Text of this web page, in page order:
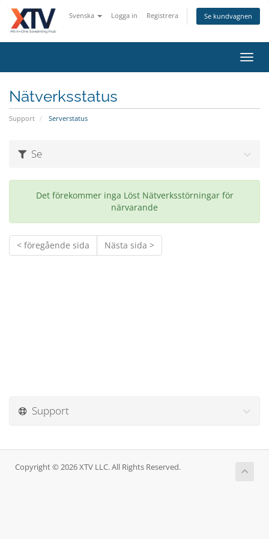
Svenska Logga in Registrera Se kundvagnen
Nätverksstatus
Support Serverstatus
Se
Det förekommer inga Löst Nätverksstörningar för
närvarande
< föregående sida Nästa sida >
Support
Copyright © 2026 XTV LLC. All Rights Reserved.